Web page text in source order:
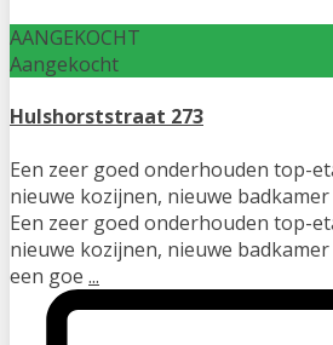
AANGEKOCHT
Aangekocht
Hulshorststraat 273
Een zeer goed onderhouden top-
nieuwe kozijnen, nieuwe badkamer
Een zeer goed onderhouden top-
nieuwe kozijnen, nieuwe
een goe ...